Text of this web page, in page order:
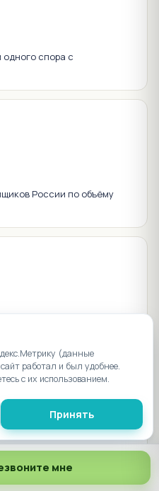
спора с
России по объёму
графика, 0 переносов.
и ещё 3 — все
(данные
работал и был удобнее.
с их использованием.
Принять
мне